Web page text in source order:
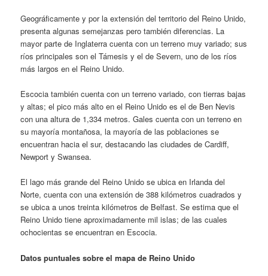
Geográficamente y por la extensión del territorio del Reino Unido,
presenta algunas semejanzas pero también diferencias. La
mayor parte de Inglaterra cuenta con un terreno muy variado; sus
ríos principales son el Támesis y el de Severn, uno de los ríos
más largos en el Reino Unido.
Escocia también cuenta con un terreno variado, con tierras bajas
y altas; el pico más alto en el Reino Unido es el de Ben Nevis
con una altura de 1,334 metros. Gales cuenta con un terreno en
su mayoría montañosa, la mayoría de las poblaciones se
encuentran hacia el sur, destacando las ciudades de Cardiff,
Newport y Swansea.
El lago más grande del Reino Unido se ubica en Irlanda del
Norte, cuenta con una extensión de 388 kilómetros cuadrados y
se ubica a unos treinta kilómetros de Belfast. Se estima que el
Reino Unido tiene aproximadamente mil islas; de las cuales
ochocientas se encuentran en Escocia.
Datos puntuales sobre el mapa de Reino Unido